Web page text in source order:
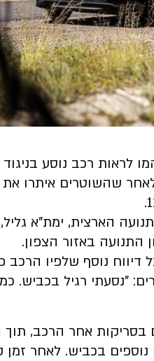
לראות רכב נוסע בניגוד
שהשוטרים איתרו
הארצית, ימת"א
התנועה באזור הצפון.
נוסף שלפיו הרכב
"נסעתי רגיל בכביש.
בסריקות אחר הרכב,
נוספים בכביש. לאחר